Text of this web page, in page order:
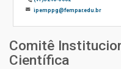
ipemppg@fempar.edu.br
Comitê
Científica